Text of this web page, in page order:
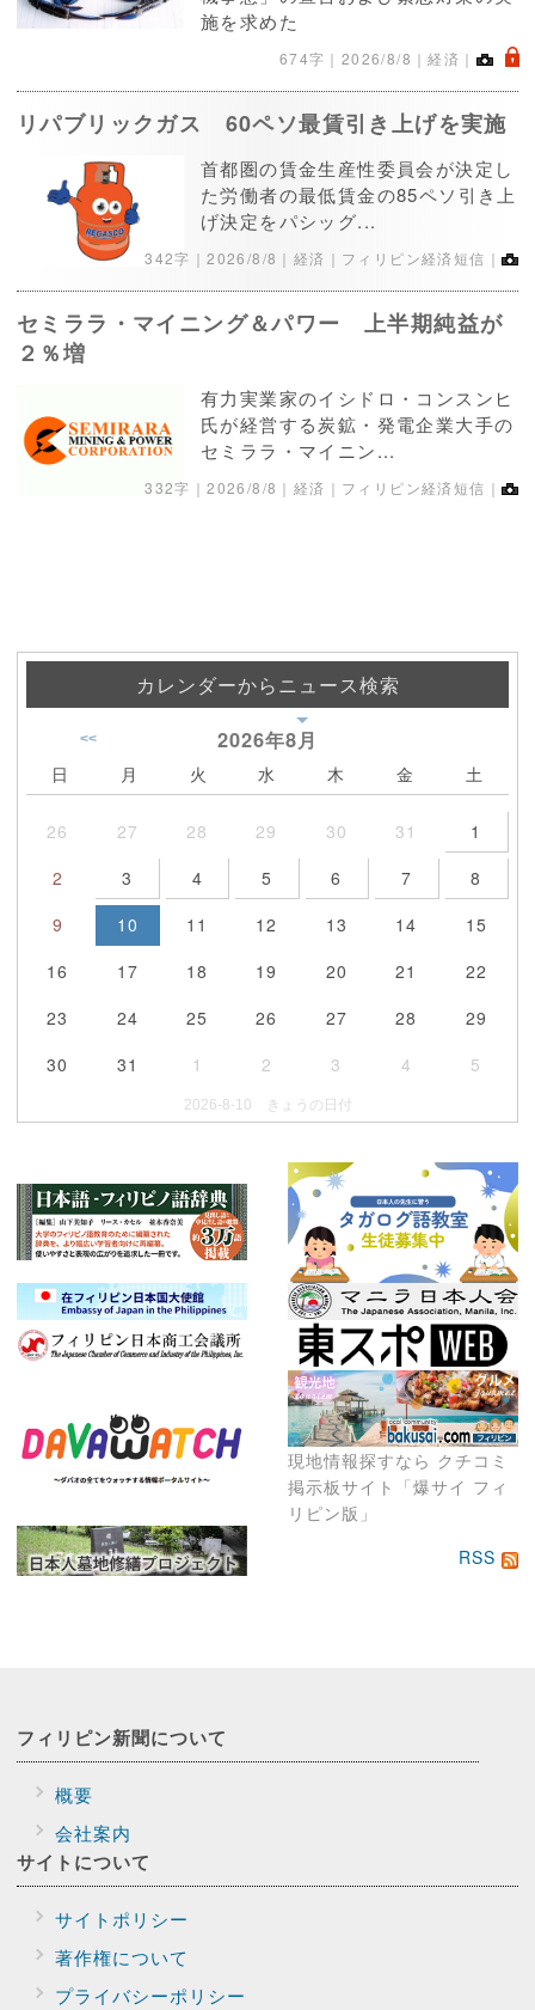
施を求めた
674字｜ 2026/8/8 ｜経済｜ .
リパブリックガス 60ペソ最賃引き上げを実施
首都圏の賃金生産性委員会が決定し
た労働者の最低賃金の85ペソ引き上
げ決定をパシッグ...
342字｜2026/8/8 ｜経済｜フィリピン経済短信｜
セミララ・マイニング＆パワー 上半期純益が
２％増
有力実業家のイシドロ・コンスンヒ
氏が経営する炭鉱・発電企業大手の
セミララ・マイニン...
332字｜2026/8/8 ｜経済｜フィリピン経済短信｜
現地情報探すなら クチコミ
掲示板サイト「爆サイ フィ
リピン版」
カレンダーからニュース検索
2026年8月
<<
日 月 火 水 木 金 土
26 27 28 29 30 31
1
2
3 4 5 6 7
8
9
10 11 12 13 14
15
16
17 18 19 20 21
22
23
24 25 26 27 28
29
30
31 1 2 3 4 5
2026-8-10 きょうの日付
RSS
フィリピン新聞について
概要
会社案内
サイトについて
サイトポリシー
著作権について
プライバシーポリシー